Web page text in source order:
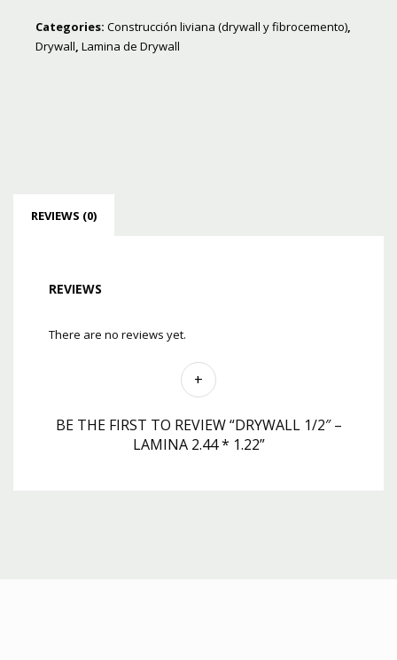
Categories: Construcción liviana (drywall y fibrocemento),
Drywall, Lamina de Drywall
REVIEWS (0)
REVIEWS
There are no reviews yet.
BE THE FIRST TO REVIEW “DRYWALL 1/2″ –
LAMINA 2.44 * 1.22”